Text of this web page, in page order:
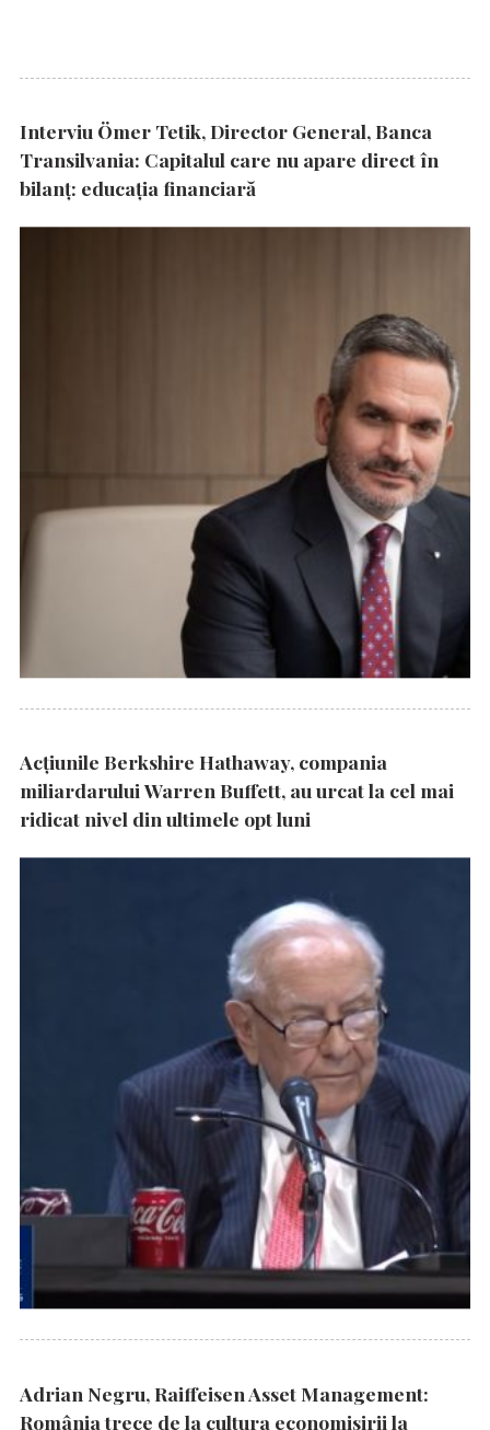
Interviu Ömer Tetik, Director General, Banca
Transilvania: Capitalul care nu apare direct în
bilanț: educația financiară
Acțiunile Berkshire Hathaway, compania
miliardarului Warren Buffett, au urcat la cel mai
ridicat nivel din ultimele opt luni
Adrian Negru, Raiffeisen Asset Management:
România trece de la cultura economisirii la